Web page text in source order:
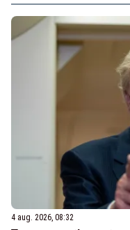
4 aug. 2026, 08:32